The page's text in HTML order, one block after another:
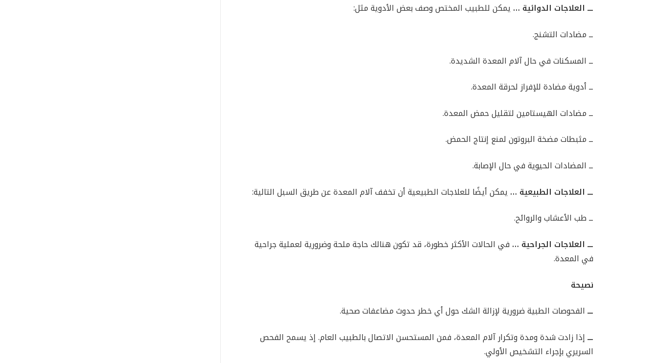
ـــ العلاجات الدوائية … يمكن للطبيب المختص وصف بعض الأدوية مثل:
ــ مضادات التشنج.
ــ المسكنات في حال آلام المعدة الشديدة.
ــ أدوية مضادة للإفراز لحرقة المعدة.
ــ مضادات الهيستامين لتقليل حمض المعدة.
ــ مثبطات مضخة البروتون لمنع إنتاج الحمض.
ــ المضادات الحيوية في حال الإصابة.
ـــ العلاجات الطبيعية … يمكن أيضًا للعلاجات الطبيعية أن تخفف آلام المعدة عن طريق السبل التالية:
ــ طب الأعشاب والروائح.
ـــ العلاجات الجراحية … في الحالات الأكثر خطورة، قد تكون هنالك حاجة ملحة وضرورية لعملية جراحية
في المعدة.
نصيحة
ـــ الفحوصات الطبية ضرورية لإزالة الشك حول أي خطر حدوث مضاعفات صحية.
ـــإذا زادت شدة ومدة وتكرار آلام المعدة، فمن المستحسن الاتصال بالطبيب العام. إذ يسمح الفحص
السريري بإجراء التشخيص الأولي.